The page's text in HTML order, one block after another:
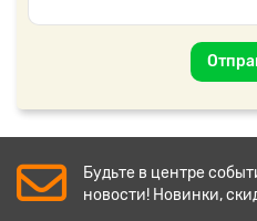
Будьте в центре
новости! Новинки,